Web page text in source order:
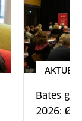
AKTUELT
Bates
2026: